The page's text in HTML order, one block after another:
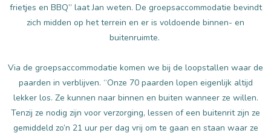
frietjes en BBQ” laat Jan weten. De groepsaccommodatie bevindt
zich midden op het terrein en er is voldoende binnen- en
buitenruimte.
Via de groepsaccommodatie komen we bij de loopstallen waar de
paarden in verblijven. “Onze 70 paarden lopen eigenlijk altijd
lekker los. Ze kunnen naar binnen en buiten wanneer ze willen.
Tenzij ze nodig zijn voor verzorging, lessen of een buitenrit zijn ze
gemiddeld zo’n 21 uur per dag vrij om te gaan en staan waar ze